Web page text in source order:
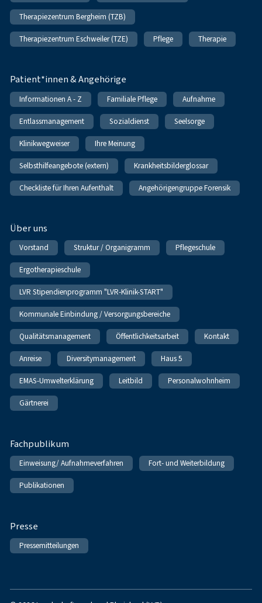
Therapiezentrum Bergheim (TZB)
Therapiezentrum Eschweiler (TZE) Pflege Therapie
Patient*innen & Angehörige
Informationen A - Z Familiale Pflege Aufnahme
Entlassmanagement Sozialdienst Seelsorge
Klinikwegweiser Ihre Meinung
Selbsthilfeangebote (extern) Krankheitsbilderglossar
Checkliste für Ihren Aufenthalt Angehörigengruppe Forensik
Über uns
Vorstand Struktur / Organigramm Pflegeschule
Ergotherapieschule
LVR Stipendienprogramm "LVR-Klinik-START"
Kommunale Einbindung / Versorgungsbereiche
Qualitätsmanagement Öffentlichkeitsarbeit Kontakt
Anreise Diversitymanagement Haus 5
EMAS-Umwelterklärung Leitbild Personalwohnheim
Gärtnerei
Fachpublikum
Einweisung/ Aufnahmeverfahren Fort- und Weiterbildung
Publikationen
Presse
Pressemitteilungen